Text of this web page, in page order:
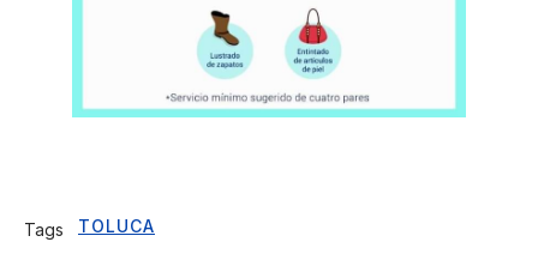
Tags TOLUCA